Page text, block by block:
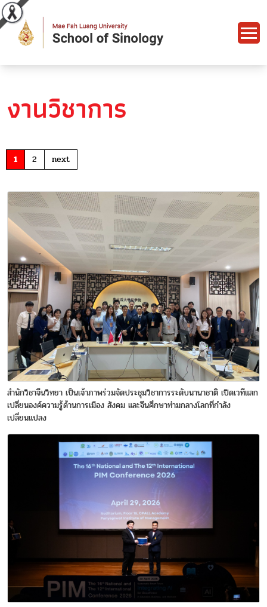
งานวิชาการ
1 2 next
สำนักวิชาจีนวิทยา เป็นเจ้าภาพร่วมจัดประชุมวิชาการระดับนานาชาติ เปิดเวทีแลก
เปลี่ยนองค์ความรู้ด้านการเมือง สังคม และจีนศึกษาท่ามกลางโลกที่กำลัง
เปลี่ยนแปลง